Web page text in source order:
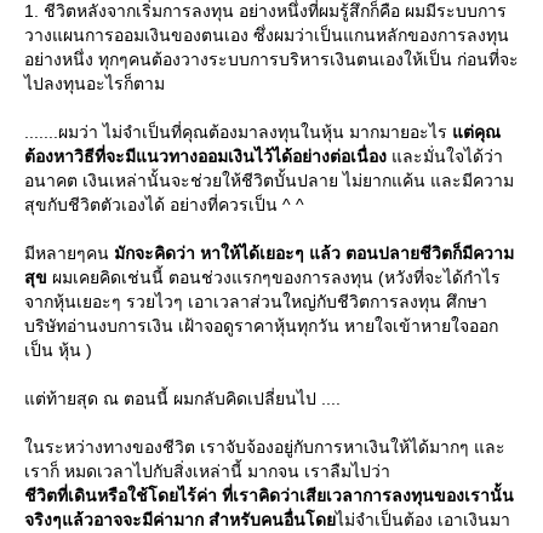
1. ชีวิตหลังจากเริ่มการลงทุน อย่างหนึ่งที่ผมรู้สึกก็คือ ผมมีระบบการ
วางแผนการออมเงินของตนเอง ซึ่งผมว่าเป็นแกนหลักของการลงทุน
อย่างหนึ่ง ทุกๆคนต้องวางระบบการบริหารเงินตนเองให้เป็น ก่อนที่จะ
ไปลงทุนอะไรก็ตาม
.......ผมว่า ไม่จำเป็นที่คุณต้องมาลงทุนในหุ้น มากมายอะไร ต่คุณ
ต้องหาวิธีที่จะมีแนวทางออมเงินไว้ได้อย่างต่อเนื่อง ละมั่นใจได้ว่า
อนาคต เงินเหล่านั้นจะช่วยให้ชีวิตบั้นปลาย ไม่ยากแค้น และมีความ
สุขกับชีวิตตัวเองได้ อย่างที่ควรเป็น ^ ^
มีหลายๆคน มักจะคิดว่า หาให้ได้เยอะๆ แล้ว ตอนปลายชีวิตก็มีความ
สุข ผมเคยคิดเช่นนี้ ตอนช่วงแรกๆของการลงทุน (หวังที่จะได้กำไร
จากหุ้นเยอะๆ รวยไวๆ เอาเวลาส่วนใหญ่กับชีวิตการลงทุน ศึกษา
บริษัทอ่านงบการเงิน เฝ้าจอดูราคาหุ้นทุกวัน หายใจเข้าหายใจออก
เป็น หุ้น )
ต่ท้ายสุด ณ ตอนนี้ ผมกลับคิดเปลี่ยนไป ....
นระหว่างทางของชีวิต เราจับจ้องอยู่กับการหาเงินให้ได้มากๆ และ
เราก็ หมดเวลาไปกับสิ่งเหล่านี้ มากจน เราลืมไปว่า
ชีวิตที่เดินหรือใช้โดยไร้ค่า ที่เราคิดว่าเสียเวลาการลงทุนของเรานั้น
จริงๆแล้วอาจจะมีค่ามาก สำหรับคนอื่นโดไม่จำเป็นต้อง เอาเงินมา